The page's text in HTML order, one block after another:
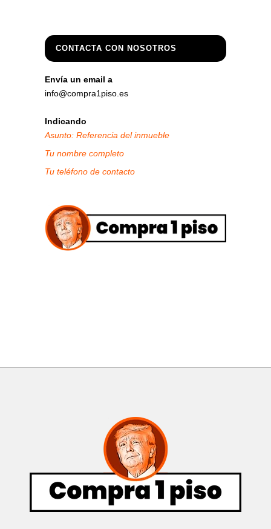
CONTACTA CON NOSOTROS
Envía un email a
info@compra1piso.es
Indicando
Asunto: Referencia del inmueble
Tu nombre completo
Tu teléfono de contacto